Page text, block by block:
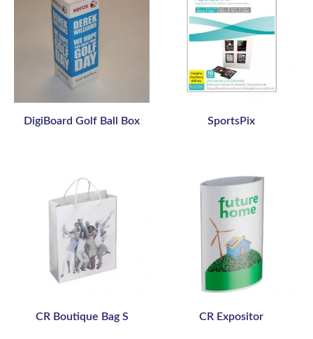
DigiBoard Golf Ball Box SportsPix
CR Boutique Bag S CR Expositor